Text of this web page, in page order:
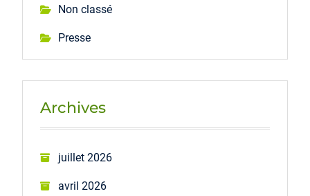
Non classé
Presse
Archives
juillet 2026
avril 2026